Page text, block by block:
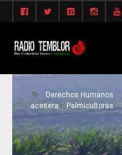
Derechos Humanos
aceitera
Palmicultoras